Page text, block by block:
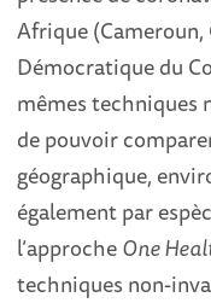
Afrique
Démocratique du
mêmes techniques
de pouvoir
géographique,
également par
l’approcheOne
techniques non-